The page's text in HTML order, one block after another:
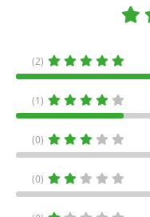
(2)
(1)
(0)
(0)